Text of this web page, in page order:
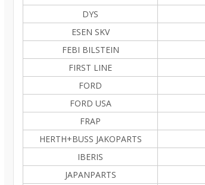
DYS
ESEN SKV
FEBI BILSTEIN
FIRST LINE
FORD
FORD USA
FRAP
HERTH+BUSS JAKOPARTS
IBERIS
JAPANPARTS